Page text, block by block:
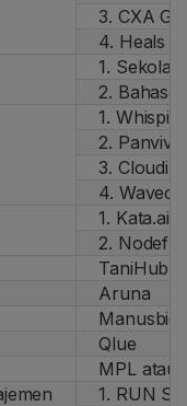
3. CXA
4. Heals
1.
2. Bahaso
1. Whispir
2. Panviva
3. Cloudike
4.
1. Kata.ai
2.
TaniHub
Aruna
Manusbio
Qlue
MPL atau
1. RUN